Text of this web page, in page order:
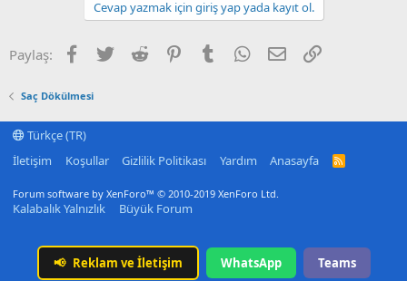
Cevap yazmak için giriş yap yada kayıt ol.
Paylaş: Facebook
TwitterReddit PinterestTumblrWhatsApp
E-postaLink
Saç Dökülmesi
Türkçe (TR)
İletişim
Koşullar Gizlilik Politikası Yardım Anasayfa
R
Forum software by XenForo™ © 2010-2019 XenForo Ltd.
Kalabalık Yalnızlık Büyük Forum
📢 Reklam ve İletişim WhatsApp Teams